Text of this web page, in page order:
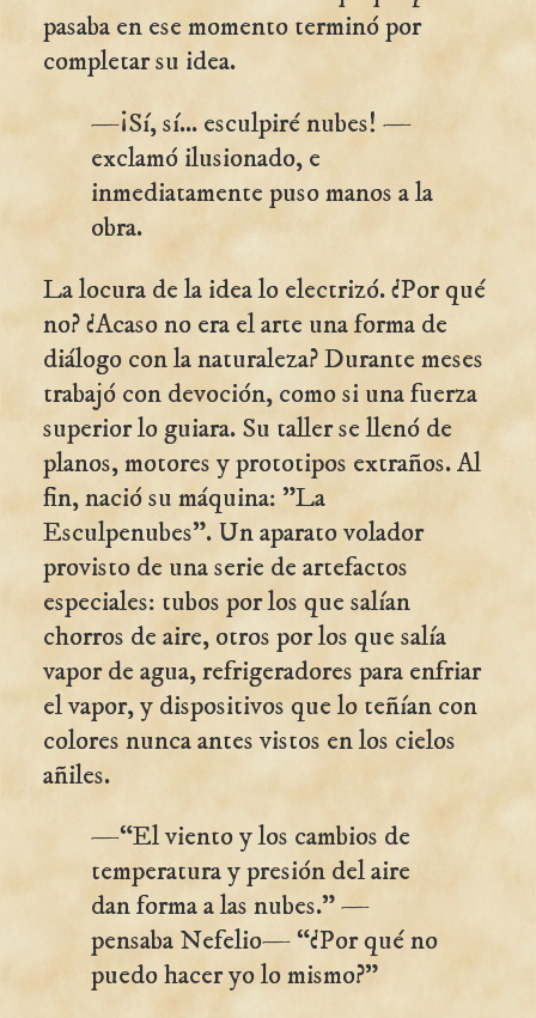
pasaba en ese momento terminó por
completar su idea.
—¡Sí, sí... esculpiré nubes! —
exclamó ilusionado, e
inmediatamente puso manos a la
obra.
La locura de la idea lo electrizó. ¿Por qué
no? ¿Acaso no era el arte una forma de
diálogo con la naturaleza? Durante meses
trabajó con devoción, como si una fuerza
superior lo guiara. Su taller se llenó de
planos, motores y prototipos extraños. Al
fin, nació su máquina: "La
Esculpenubes". Un aparato volador
provisto de una serie de artefactos
especiales: tubos por los que salían
chorros de aire, otros por los que salía
vapor de agua, refrigeradores para enfriar
el vapor, y dispositivos que lo teñían con
colores nunca antes vistos en los cielos
añiles.
—“El viento y los cambios de
temperatura y presión del aire
dan forma a las nubes." —
pensaba Nefelio— “¿Por qué no
puedo hacer yo lo mismo?"